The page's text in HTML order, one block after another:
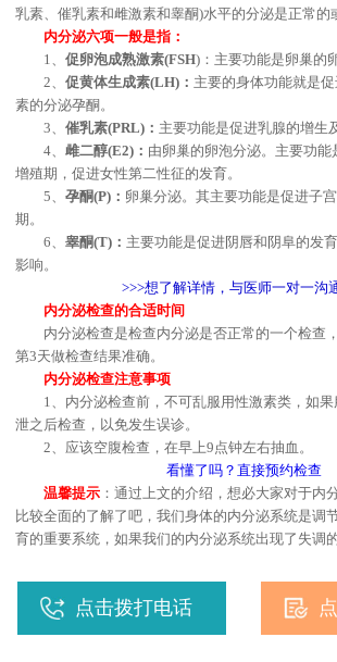
乳素、催乳素和雌激素和睾酮)水平的分泌是正常的
内分泌六项一般是指：
1、 促卵泡成熟激素(FSH)：主要功能是卵巢的
2、 促黄体生成素(LH)： 主要的身体功能就是
素的分泌孕酮。
3、 催乳素(PRL)： 主要功能是促进乳腺的增生
4、 雌二醇(E2)： 由卵巢的卵泡分泌。主要功
增殖期，促进女性第二性征的发育。
5、 孕酮(P)： 卵巢分泌。其主要功能是促进子
期。
6、 睾酮(T)： 主要功能是促进阴唇和阴阜的发
影响。
>>>想了解详情，与医师一对一沟
内分泌检查的合适时间
内分泌检查是检查内分泌是否正常的一个检查
第3天做检查结果准确。
内分泌检查注意事项
1、内分泌检查前，不可乱服用性激素类，如果
泄之后检查，以免发生误诊。
2、应该空腹检查，在早上9点钟左右抽血。
看懂了吗？直接预约检查
温馨提示 ：通过上文的介绍，想必大家对于内
比较全面的了解了吧，我们身体的内分泌系统是调
育的重要系统，如果我们的内分泌系统出现了失调
点击拨打电话